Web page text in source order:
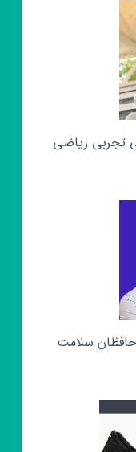
تجربی ریاضی
حافظان سلامت